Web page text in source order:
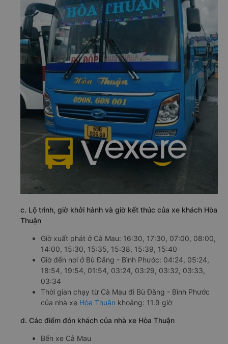
c. Lộ trình, giờ khởi hành và giờ kết thúc của xe khách Hòa
Thuận
Giờ xuất phát ở Cà Mau: 16:30, 17:30, 07:00, 08:00,
14:00, 15:30, 15:35, 15:38, 15:39, 15:40
Giờ đến nơi ở Bù Đăng - Bình Phước: 04:24, 05:24,
18:54, 19:54, 01:54, 03:24, 03:29, 03:32, 03:33,
03:34
Thời gian chạy từ Cà Mau đi Bù Đăng - Bình Phước
của nhà xe Hòa Thuận khoảng: 11.9 giờ
d. Các điểm đón khách của nhà xe Hòa Thuận
Bến xe Cà Mau